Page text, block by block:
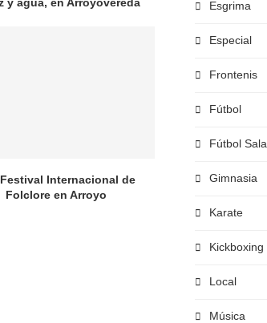
y agua, en Arroyovereda
Festival Internacional de
Folclore en Arroyo
Esgrima
Especial
Frontenis
Fútbol
Fútbol Sala
Gimnasia
Karate
Kickboxing
Local
Música